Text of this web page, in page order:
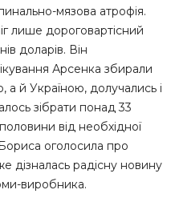
мязова атрофія.
лише дороговартісний
доларів. Він
Арсенка збирали
й Україною, долучались і
зібрати понад 33
від необхідної
оголосила про
дізналась радісну новину
виробника.